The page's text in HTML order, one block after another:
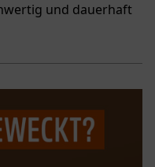
und dauerhaft